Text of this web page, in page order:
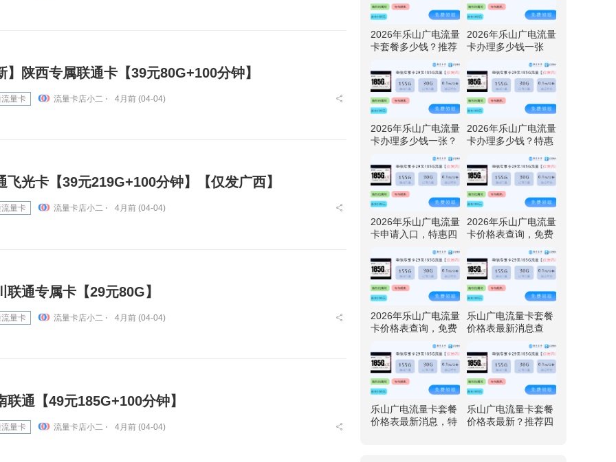
】陕西专属联通卡【39元80G+100分钟】
量卡 流量卡店小二 ⋅ 4月前 (04-04)
飞光卡【39元219G+100分钟】【仅发广西】
量卡 流量卡店小二 ⋅ 4月前 (04-04)
联通专属卡【29元80G】
量卡 流量卡店小二 ⋅ 4月前 (04-04)
联通【49元185G+100分钟】
量卡 流量卡店小二 ⋅ 4月前 (04-04)
2026年乐山广电流量
卡套餐多少钱？推荐
G流量
2026年乐山广电流量
卡办理多少钱一张
29元192G流量
2026年乐山广电流量
卡办理多少钱一张？
29元192G流量
2026年乐山广电流量
卡办理多少钱？特惠
G流量
2026年乐山广电流量
卡申请入口，特惠四
流量
2026年乐山广电流量
卡价格表查询，免费
192G流量
2026年乐山广电流量
卡价格表查询，免费
192G流量
乐山广电流量卡套餐
价格表最新消息查
29元192G流量
乐山广电流量卡套餐
价格表最新消息，特
乐山广电流量卡套餐
价格表最新？推荐四